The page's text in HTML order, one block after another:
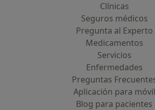
Clínicas
Seguros médicos
Pregunta al Experto
Medicamentos
Servicios
Enfermedades
Preguntas
Aplicación para móvil
Blog para pacientes